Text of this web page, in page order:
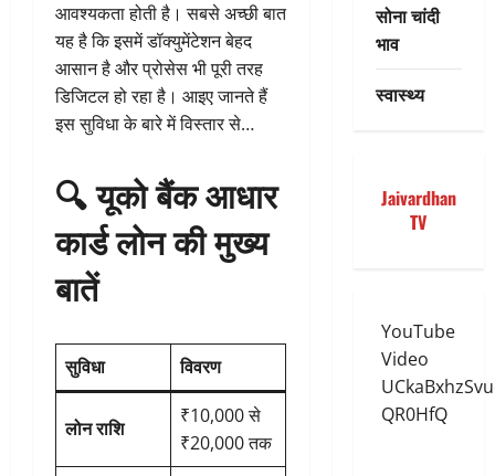
आवश्यकता होती है। सबसे अच्छी बात
यह है कि इसमें डॉक्युमेंटेशन बेहद
आसान है और प्रोसेस भी पूरी तरह
डिजिटल हो रहा है। आइए जानते हैं
इस सुविधा के बारे में विस्तार से…
🔍यूको बैंक आधार
कार्ड लोन की मुख्य
बातें
सुविधा विवरण
लोन राशि
₹10,000 से
₹20,000 तक
सोना चांदी
भाव
स्वास्थ्य
Jaivardhan
TV
YouTube
Video
QR0HfQ